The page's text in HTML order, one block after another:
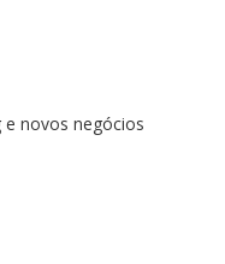
e novos negócios